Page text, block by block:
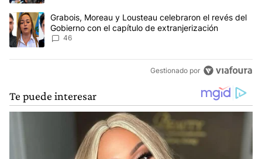
Un artículo de tendencia con el título "Grabois, Moreau y
Grabois, Moreau y Lousteau celebraron el revés del
Gobierno con el capítulo de extranjerización
46
Gestionado por